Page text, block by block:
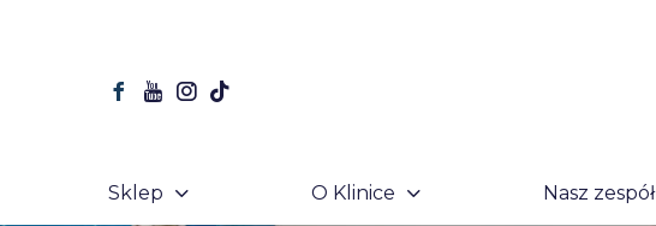
Sklep O Klinice Nasz zespół